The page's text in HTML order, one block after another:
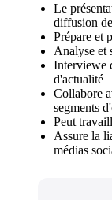
Le
diffusion
Prépare et
Analyse et
Interviewe
d'actualité
Collabore
segments
Peut
Assure la
médias